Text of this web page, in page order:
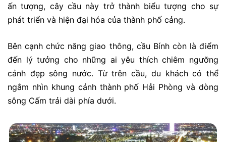
ấn tượng, cây cầu này trở thành biểu tượng cho sự
phát triển và hiện đại hóa của thành phố cảng.
Bên cạnh chức năng giao thông, cầu Bính còn là điểm
đến lý tưởng cho những ai yêu thích chiêm ngưỡng
cảnh đẹp sông nước. Từ trên cầu, du khách có thể
ngắm nhìn khung cảnh thành phố Hải Phòng và dòng
sông Cấm trải dài phía dưới.